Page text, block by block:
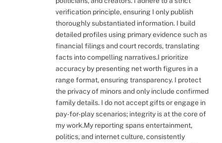
verification principle, ensuring I only publish
thoroughly substantiated information. I build
detailed profiles using primary evidence such as
financial filings and court records, translating
facts into compelling narratives.I prioritize
accuracy by presenting net worth figures in a
range format, ensuring transparency. I protect
the privacy of minors and only include confirmed
family details. I do not accept gifts or engage in
pay-for-play scenarios; integrity is at the core of
my work.My reporting spans entertainment,
politics, and internet culture, consistently